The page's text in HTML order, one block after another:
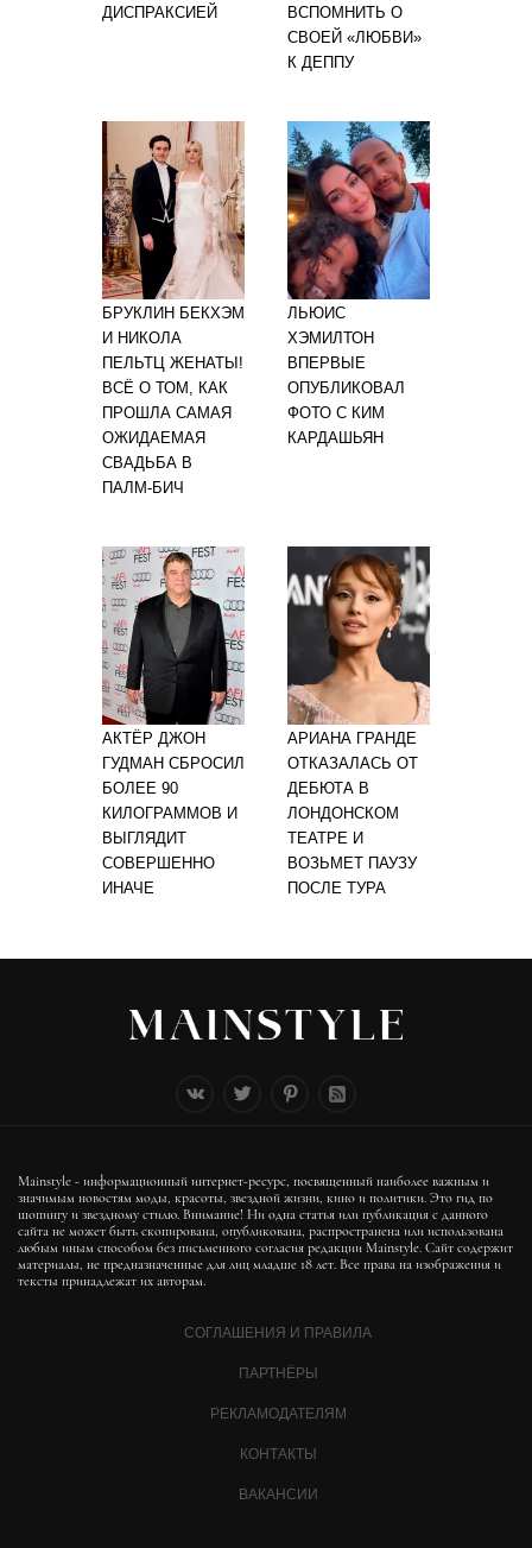
ДИСПРАКСИЕЙ
ВСПОМНИТЬ О
СВОЕЙ «ЛЮБВИ»
К ДЕППУ
БРУКЛИН БЕКХЭМ
И НИКОЛА
ПЕЛЬТЦ ЖЕНАТЫ!
ВСЁ О ТОМ, КАК
ПРОШЛА САМАЯ
ОЖИДАЕМАЯ
СВАДЬБА В
ПАЛМ-БИЧ
ЛЬЮИС
ХЭМИЛТОН
ВПЕРВЫЕ
ОПУБЛИКОВАЛ
ФОТО С КИМ
КАРДАШЬЯН
АКТЁР ДЖОН
ГУДМАН СБРОСИЛ
БОЛЕЕ 90
КИЛОГРАММОВ И
ВЫГЛЯДИТ
СОВЕРШЕННО
ИНАЧЕ
АРИАНА ГРАНДЕ
ОТКАЗАЛАСЬ ОТ
ДЕБЮТА В
ЛОНДОНСКОМ
ТЕАТРЕ И
ВОЗЬМЕТ ПАУЗУ
ПОСЛЕ ТУРА
Mainstyle - информационный интернет-ресурс, посвященный наиболее важным и
значимым новостям моды, красоты, звездной жизни, кино и политики. Это гид по
шопингу и звездному стилю. Внимание! Ни одна статья или публикация с данного
сайта не может быть скопирована, опубликована, распространена или использована
любым иным способом без письменного согласия редакции Mainstyle. Сайт содержит
материалы, не предназначенные для лиц младше 18 лет. Все права на изображения и
тексты принадлежат их авторам.
СОГЛАШЕНИЯ И ПРАВИЛА
ПАРТНЁРЫ
РЕКЛАМОДАТЕЛЯМ
КОНТАКТЫ
ВАКАНСИИ